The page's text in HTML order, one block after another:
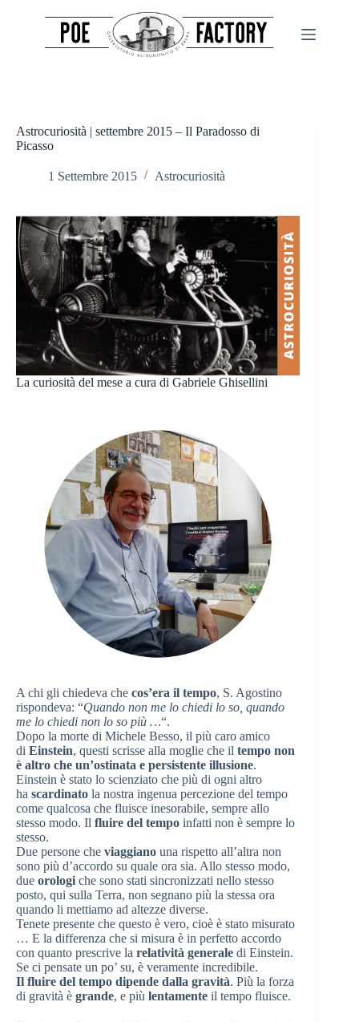
Astrocuriosità | settembre 2015 – Il Paradosso di
Picasso
1 Settembre 2015 Astrocuriosità
La curiosità del mese a cura di Gabriele Ghisellini
A chi gli chiedeva che cos’era il tempo, S. Agostino
rispondeva: “Quando non me lo chiedi lo so, quando
me lo chiedi non lo so più …“.
Dopo la morte di Michele Besso, il più caro amico
di Einstein, questi scrisse alla moglie che il tempo non
è altro che un’ostinata e persistente illusione.
Einstein è stato lo scienziato che più di ogni altro
ha scardinato la nostra ingenua percezione del tempo
come qualcosa che fluisce inesorabile, sempre allo
stesso modo. Il fluire del tempo infatti non è sempre lo
stesso.
Due persone che viaggiano una rispetto all’altra non
sono più d’accordo su quale ora sia. Allo stesso modo,
due orologi che sono stati sincronizzati nello stesso
posto, qui sulla Terra, non segnano più la stessa ora
quando li mettiamo ad altezze diverse.
Tenete presente che questo è vero, cioè è stato misurato
… E la differenza che si misura è in perfetto accordo
con quanto prescrive la relatività generale di Einstein.
Se ci pensate un po’ su, è veramente incredibile.
Il fluire del tempo dipende dalla gravità. Più la forza
di gravità è grande, e più lentamente il tempo fluisce.